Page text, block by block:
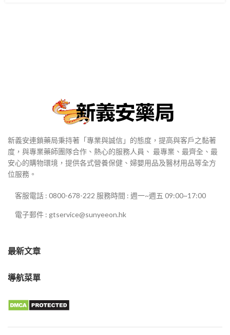
新義安連鎖藥局秉持著「專業與誠信」的態度，提高與客戶之黏著
度，與專業藥師團隊合作、熱心的服務人員、 最專業、最齊全、最
安心的購物環境，提供各式營養保健、婦嬰用品及醫材用品等全方
位服務。
客服電話 : 0800-678-222 服務時間 : 週一~週五 09:00~17:00
電子郵件 : gtservice@sunyeeon.hk
最新文章
導航菜單